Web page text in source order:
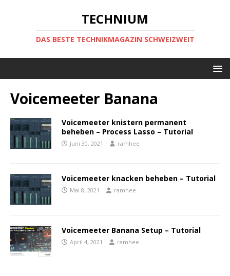
TECHNIUM
DAS BESTE TECHNIKMAGAZIN SCHWEIZWEIT
Voicemeeter Banana
Voicemeeter knistern permanent
beheben – Process Lasso – Tutorial
Juni 30, 2021 ramhee
Voicemeeter knacken beheben – Tutorial
Mai 8, 2021 ramhee
Voicemeeter Banana Setup – Tutorial
April 4, 2021 ramhee